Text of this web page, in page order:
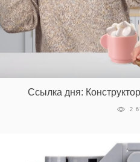
Ссылка дня:
2